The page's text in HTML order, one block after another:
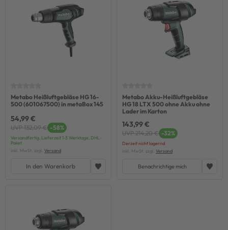
Metabo Heißluftgebläse HG 16-
500 (601067500) in metaBox 145
54,99 €
UVP 132,09 € -58%
Versandfertig, Lieferzeit 1-3 Werktage, DHL-
Paket
inkl. MwSt. zzgl. Versand
In den Warenkorb
Metabo Akku-Heißluftgebläse
HG 18 LTX 500 ohne Akku ohne
Lader im Karton
143,99 €
UVP 214,20 € -32%
Derzeit nicht lagernd
inkl. MwSt. zzgl. Versand
Benachrichtige mich